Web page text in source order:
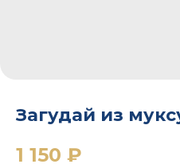
Загудай из
1 150 ₽